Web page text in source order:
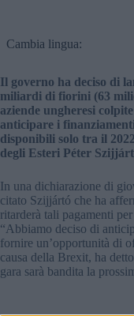
Cambia lingua:
Il governo ha deciso di
miliardi di fiorini (63
aziende ungheresi
anticipare i
disponibili solo tra il
degli Esteri Péter
In una dichiarazione di
citato Szijjártó che ha
ritarderà tali pagamenti
“Abbiamo deciso di
fornire un’opportunità di
causa della Brexit, ha
gara sarà bandita la